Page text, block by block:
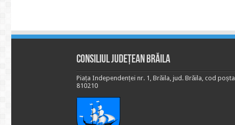
Consiliul Județean Brăila
Piața Independenței nr. 1, Brăila, jud. Brăila, cod poștal
810210